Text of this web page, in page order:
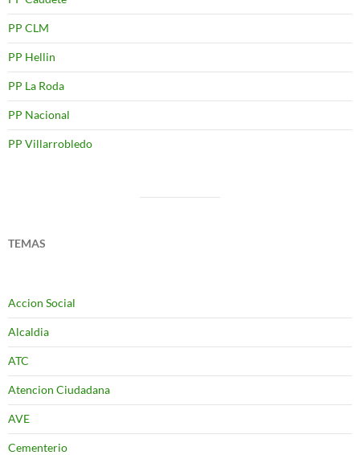
PP CLM
PP Hellin
PP La Roda
PP Nacional
PP Villarrobledo
TEMAS
Accion Social
Alcaldia
ATC
Atencion Ciudadana
AVE
Cementerio